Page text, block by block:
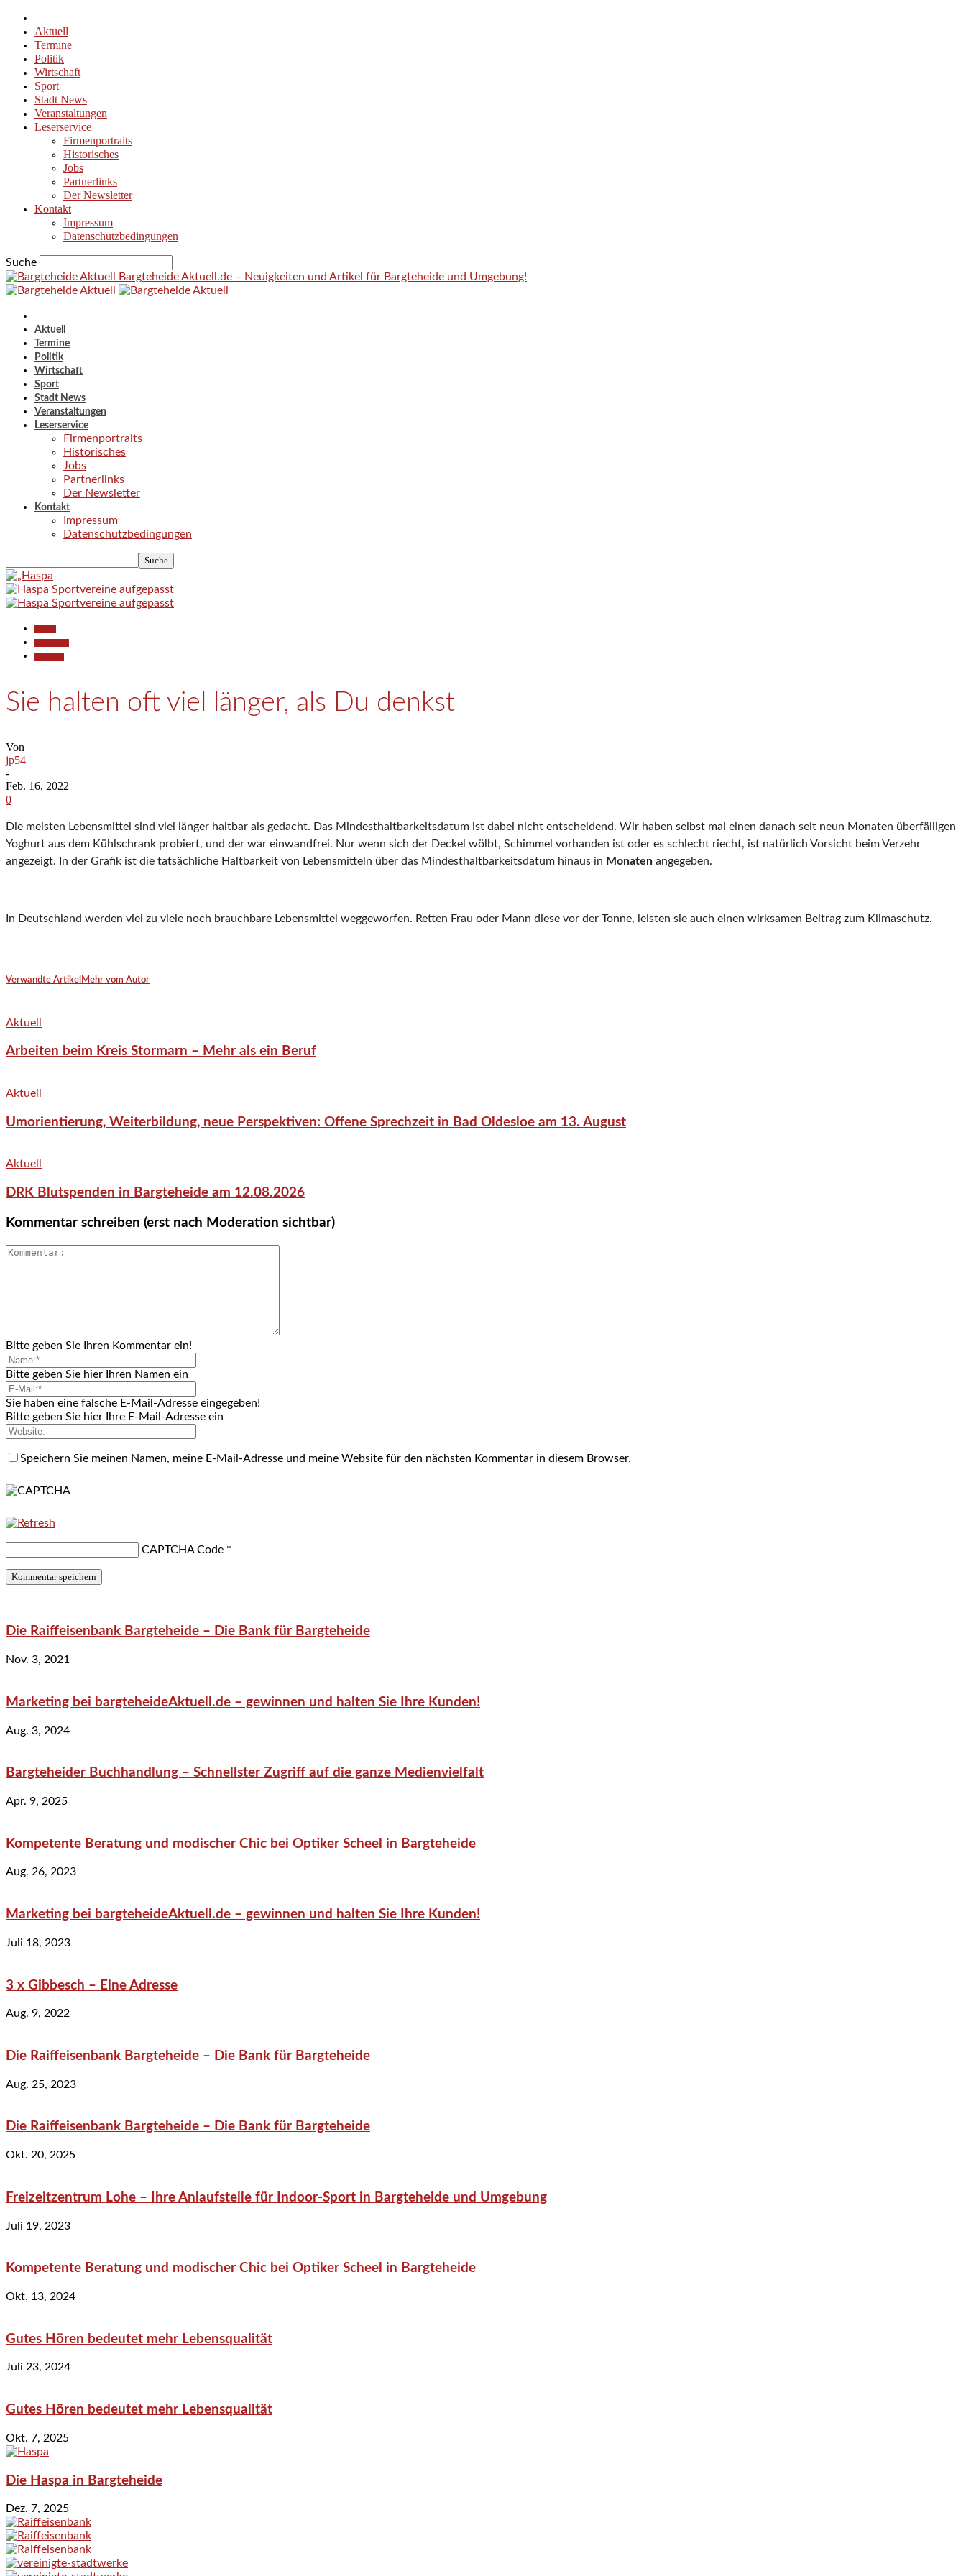
Aktuell
Termine
Politik
Wirtschaft
Sport
Stadt News
Veranstaltungen
Leserservice
Firmenportraits
Historisches
Jobs
Partnerlinks
Der Newsletter
Kontakt
Impressum
Datenschutzbedingungen
Suche
Bargteheide Aktuell.de – Neuigkeiten und Artikel für Bargteheide und Umgebung!
Aktuell
Termine
Politik
Wirtschaft
Sport
Stadt News
Veranstaltungen
Leserservice
Firmenportraits
Historisches
Jobs
Partnerlinks
Der Newsletter
Kontakt
Impressum
Datenschutzbedingungen
Sie halten oft viel länger, als Du denkst
Von
jp54
-
Feb. 16, 2022
0
Die meisten Lebensmittel sind viel länger haltbar als gedacht. Das Mindesthaltbarkeitsdatum ist dabei nicht entscheidend. Wir haben selbst mal einen danach seit neun Monaten überfälligen
Yoghurt aus dem Kühlschrank probiert, und der war einwandfrei. Nur wenn sich der Deckel wölbt, Schimmel vorhanden ist oder es schlecht riecht, ist natürlich Vorsicht beim Verzehr
angezeigt. In der Grafik ist die tatsächliche Haltbarkeit von Lebensmitteln über das Mindesthaltbarkeitsdatum hinaus in Monaten angegeben.
In Deutschland werden viel zu viele noch brauchbare Lebensmittel weggeworfen. Retten Frau oder Mann diese vor der Tonne, leisten sie auch einen wirksamen Beitrag zum Klimaschutz.
Verwandte Artikel Mehr vom Autor
Aktuell
Arbeiten beim Kreis Stormarn – Mehr als ein Beruf
Aktuell
Umorientierung, Weiterbildung, neue Perspektiven: Offene Sprechzeit in Bad Oldesloe am 13. August
Aktuell
DRK Blutspenden in Bargteheide am 12.08.2026
Kommentar schreiben (erst nach Moderation sichtbar)
Bitte geben Sie Ihren Kommentar ein!
Bitte geben Sie hier Ihren Namen ein
Sie haben eine falsche E-Mail-Adresse eingegeben!
Bitte geben Sie hier Ihre E-Mail-Adresse ein
Speichern Sie meinen Namen, meine E-Mail-Adresse und meine Website für den nächsten Kommentar in diesem Browser.
CAPTCHA Code *
Die Raiffeisenbank Bargteheide – Die Bank für Bargteheide
Nov. 3, 2021
Marketing bei bargteheideAktuell.de – gewinnen und halten Sie Ihre Kunden!
Aug. 3, 2024
Bargteheider Buchhandlung – Schnellster Zugriff auf die ganze Medienvielfalt
Apr. 9, 2025
Kompetente Beratung und modischer Chic bei Optiker Scheel in Bargteheide
Aug. 26, 2023
Marketing bei bargteheideAktuell.de – gewinnen und halten Sie Ihre Kunden!
Juli 18, 2023
3 x Gibbesch – Eine Adresse
Aug. 9, 2022
Die Raiffeisenbank Bargteheide – Die Bank für Bargteheide
Aug. 25, 2023
Die Raiffeisenbank Bargteheide – Die Bank für Bargteheide
Okt. 20, 2025
Freizeitzentrum Lohe – Ihre Anlaufstelle für Indoor-Sport in Bargteheide und Umgebung
Juli 19, 2023
Kompetente Beratung und modischer Chic bei Optiker Scheel in Bargteheide
Okt. 13, 2024
Gutes Hören bedeutet mehr Lebensqualität
Juli 23, 2024
Gutes Hören bedeutet mehr Lebensqualität
Okt. 7, 2025
Die Haspa in Bargteheide
Dez. 7, 2025